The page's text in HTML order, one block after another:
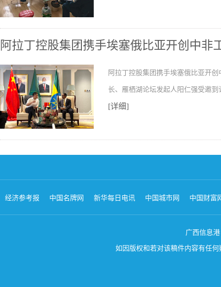
阿拉丁控股集团携手埃塞俄比亚开创中非
阿拉丁控股集团携手埃塞俄比亚开
长、雁栖湖论坛发起人阳仁强受邀
[详细]
经济参考报 中国名牌网 新华每日电讯 中国城市网 中国财富
广西信息
如因版权和若对该稿件内容有任